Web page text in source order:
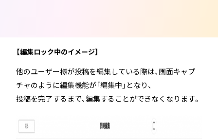
【編集ロック中のイメージ】
他のユーザー様が投稿を編集している際は、画面キャプ
チャのように編集機能が「編集中」となり、
投稿を完了するまで、編集することができなくなります。